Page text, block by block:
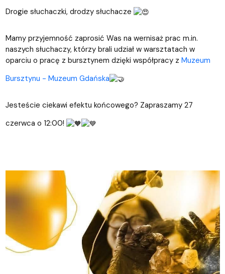
Drogie słuchaczki, drodzy słuchacze
Mamy przyjemność zaprosić Was na wernisaż prac m.in.
naszych słuchaczy, którzy brali udział w warsztatach w
oparciu o pracę z bursztynem dzięki współpracy z Muzeum
Bursztynu - Muzeum Gdańska
Jesteście ciekawi efektu końcowego? Zapraszamy 27
czerwca o 12:00!